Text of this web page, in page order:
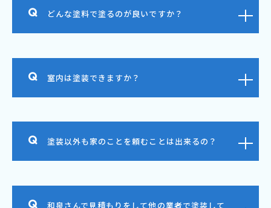
どんな塗料で塗るのが良いですか？
室内は塗装できますか？
塗装以外も家のことを頼むことは出来るの？
和泉さんで見積もりをして他の業者で塗装して